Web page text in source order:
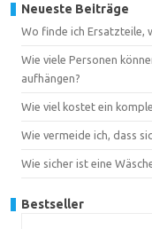
Neueste Beiträge
Wo finde ich Ersatzteile,
Wie viele Personen
aufhängen?
Wie viel kostet ein
Wie vermeide ich, dass
Wie sicher ist eine
Bestseller